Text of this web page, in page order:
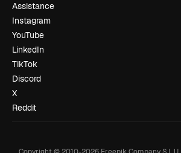
Assistance
Instagram
YouTube
LinkedIn
TikTok
Discord
X
Reddit